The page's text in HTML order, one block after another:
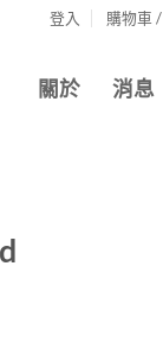
登入 購物車 /
關於 消息